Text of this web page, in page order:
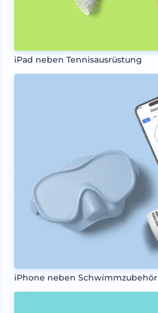
iPad neben Tennisausrüstung
iPhone neben Schwimmzubehör